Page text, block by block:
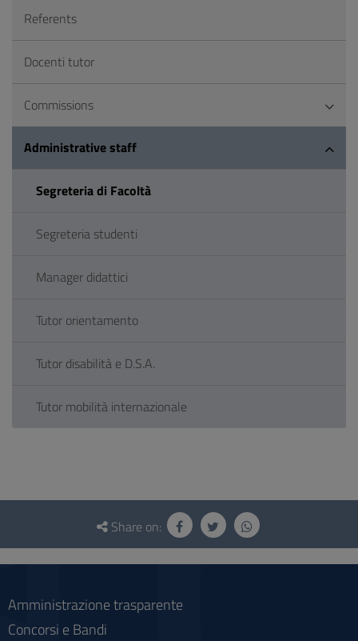
Referents
Docenti tutor
Commissions
Administrative staff
Segreteria di Facoltà
Segreteria studenti
Manager didattici
Tutor orientamento
Tutor disabilità e D.S.A.
Tutor mobilità internazionale
Questionnaire
social
Share on:
Amministrazione trasparente
Concorsi e Bandi